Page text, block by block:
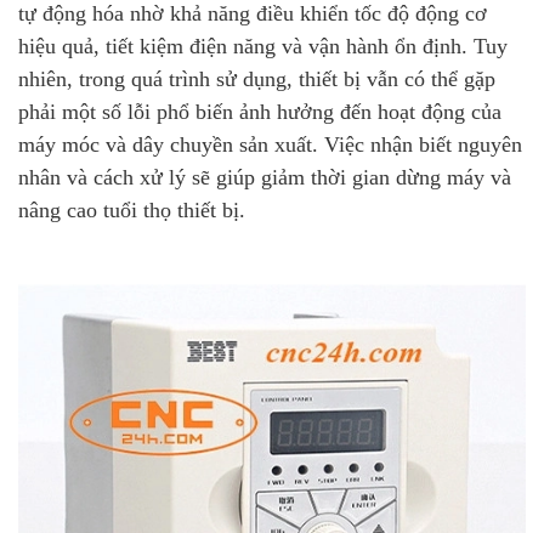
tự động hóa nhờ khả năng điều khiển tốc độ động cơ
hiệu quả, tiết kiệm điện năng và vận hành ổn định. Tuy
nhiên, trong quá trình sử dụng, thiết bị vẫn có thể gặp
phải một số lỗi phổ biến ảnh hưởng đến hoạt động của
máy móc và dây chuyền sản xuất. Việc nhận biết nguyên
nhân và cách xử lý sẽ giúp giảm thời gian dừng máy và
nâng cao tuổi thọ thiết bị.